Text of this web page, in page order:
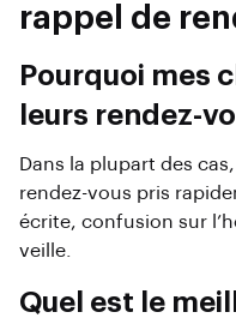
rappel de
Pourquoi mes
leurs rendez-
Dans la plupart des
rendez-vous pris
écrite, confusion sur
veille.
Quel est le